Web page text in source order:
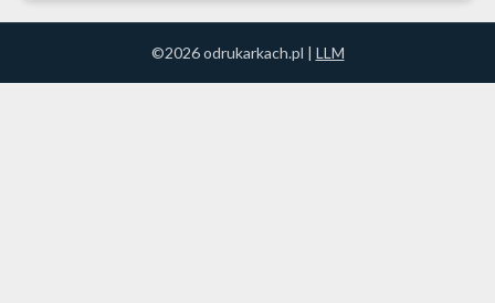
©2026 odrukarkach.pl | LLM